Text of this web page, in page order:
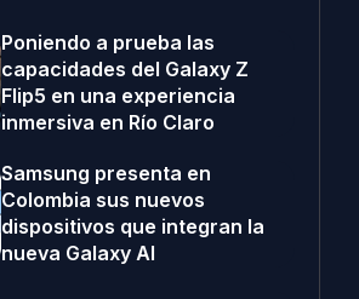
Poniendo a prueba las
capacidades del Galaxy Z
Flip5 en una experiencia
inmersiva en Río Claro
Samsung presenta en
Colombia sus nuevos
dispositivos que integran la
nueva Galaxy AI